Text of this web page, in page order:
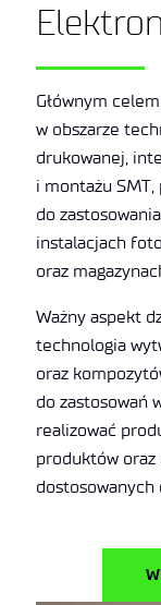
Głównym
w obszarze
drukowanej,
i montażu
do
instalacjach
oraz
Ważny aspekt
technologia
oraz
do zastosowań
realizować
produktów oraz